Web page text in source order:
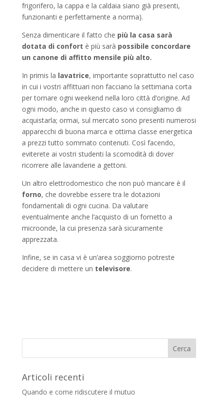
frigorifero, la cappa e la caldaia siano già presenti,
funzionanti e perfettamente a norma).
Senza dimenticare il fatto che più la casa sarà
dotata di confort è più sarà possibile concordare
un canone di affitto mensile più alto.
In primis la lavatrice, importante soprattutto nel caso
in cui i vostri affittuari non facciano la settimana corta
per tornare ogni weekend nella loro città d’origine. Ad
ogni modo, anche in questo caso vi consigliamo di
acquistarla; ormai, sul mercato sono presenti numerosi
apparecchi di buona marca e ottima classe energetica
a prezzi tutto sommato contenuti. Così facendo,
eviterete ai vostri studenti la scomodità di dover
ricorrere alle lavanderie a gettoni.
Un altro elettrodomestico che non può mancare è il
forno, che dovrebbe essere tra le dotazioni
fondamentali di ogni cucina. Da valutare
eventualmente anche l’acquisto di un fornetto a
microonde, la cui presenza sarà sicuramente
apprezzata.
Infine, se in casa vi è un’area soggiorno potreste
decidere di mettere un televisore.
Articoli recenti
Quando e come ridiscutere il mutuo